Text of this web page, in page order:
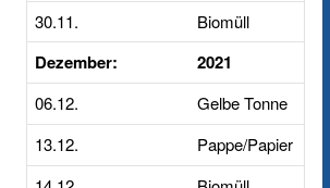
30.11.
Biomüll
Dezember: 2021
06.12.
Gelbe Tonne
13.12.
Pappe/Papier